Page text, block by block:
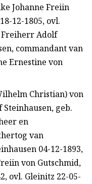
Johanne Freiin
12-1805, ovl.
Freiherr Adolf
commandant van
Ernestine von
Christian) von
geb.
en
van
04-12-1893,
von Gutschmid,
ovl. Gleinitz 22-05-